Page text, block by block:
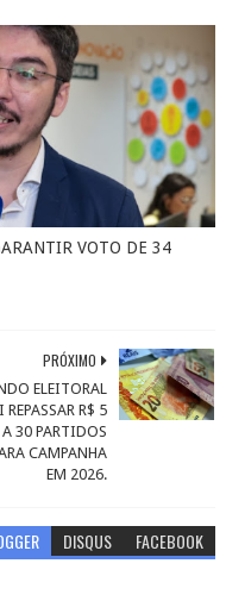
VOTO DE 34
PRÓXIMO
ELEITORAL
REPASSAR R$ 5
30 PARTIDOS
CAMPANHA
EM 2026.
DISQUS FACEBOOK